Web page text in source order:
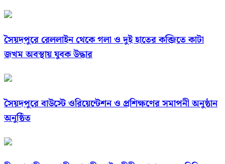
সৈয়দপুরে রেললাইন থেকে গলা ও দুই হাতের কব্জিতে কাটা
জখম অবস্থায় যুবক উদ্ধার
সৈয়দপুরে বাউস্টে ওরিয়েন্টেশন ও প্রশিক্ষণের সমাপনী অনুষ্ঠান
অনুষ্ঠিত